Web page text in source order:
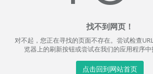
找不到网页！
对不起，您正在寻找的页面不存在。尝试检查
览器上的刷新按钮或尝试在我们的应用程序中
点击回到网站首页